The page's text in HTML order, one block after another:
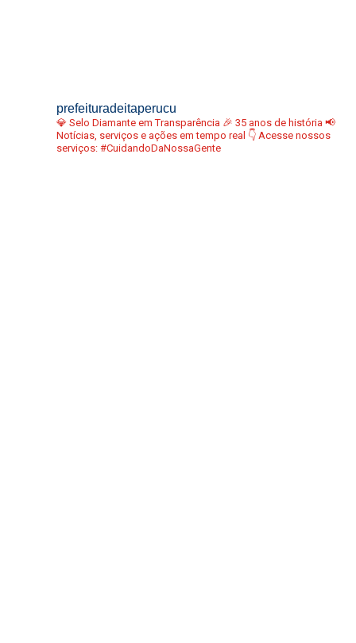
prefeituradeitaperucu
💎 Selo Diamante em Transparência 🎉 35 anos de história 📢
Notícias, serviços e ações em tempo real 👇 Acesse nossos
serviços: #CuidandoDaNossaGente